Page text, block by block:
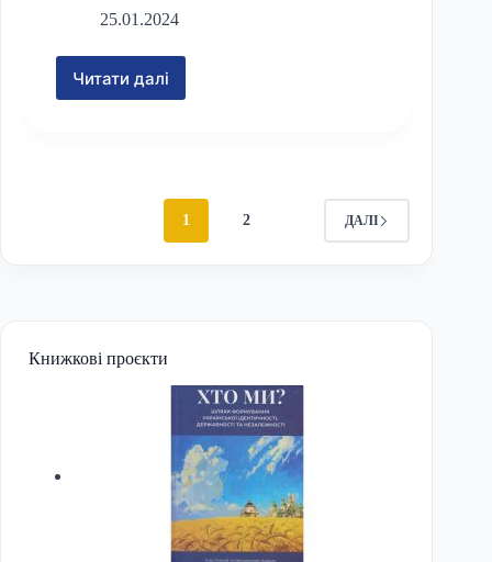
25.01.2024
Читати далі
Звіт
1 2 ДАЛІ
Книжкові проєкти